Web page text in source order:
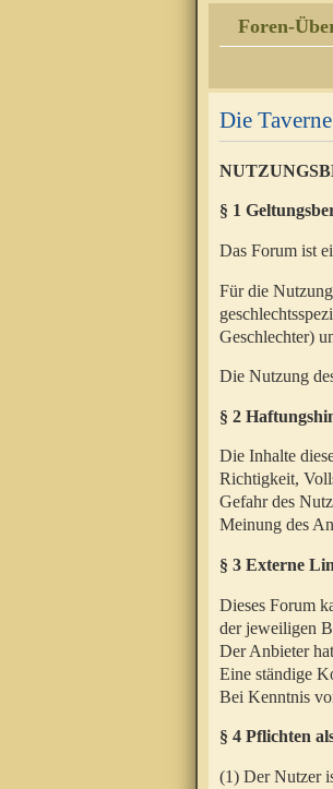
Foren-
Die
§ 1
Das Forum ist
Für die
Geschlechter)
Die Nutzung
§ 2
Die Inhalte
Richtigkeit,
Gefahr des
Meinung des
§ 3 Externe
Dieses Forum
der jeweiligen
Der Anbieter
Eine ständige
Bei Kenntnis
§ 4 Pflichten
(1) Der Nutzer